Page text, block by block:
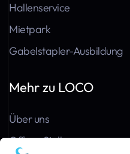
Hallenservice
Mietpark
Gabelstapler-Ausbildung
Mehr zu LOCO
Über uns
Offene Stellen